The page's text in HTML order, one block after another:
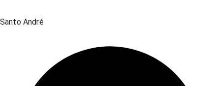
Santo André